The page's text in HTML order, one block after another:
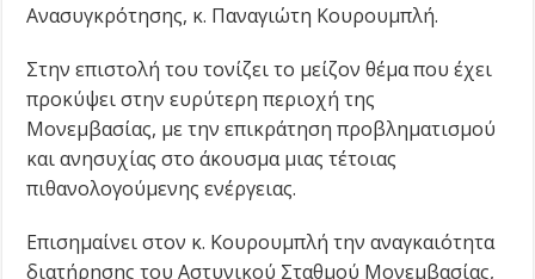
Ανασυγκρότησης, κ. Παναγιώτη Κουρουμπλή.
Στην επιστολή του τονίζει το μείζον θέμα που έχει
προκύψει στην ευρύτερη περιοχή της
Μονεμβασίας, με την επικράτηση προβληματισμού
και ανησυχίας στο άκουσμα μιας τέτοιας
πιθανολογούμενης ενέργειας.
Επισημαίνει στον κ. Κουρουμπλή την αναγκαιότητα
διατήρησης του Αστυνικού Σταθμού Μονεμβασίας,